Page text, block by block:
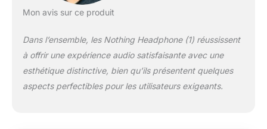
Mon avis sur ce produit
Dans l’ensemble, les Nothing Headphone (1) réussissent
à offrir une expérience audio satisfaisante avec une
esthétique distinctive, bien qu’ils présentent quelques
aspects perfectibles pour les utilisateurs exigeants.